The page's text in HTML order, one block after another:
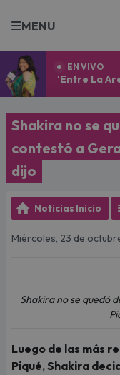
MENU
EN VIVO
Shakira no se
contestó a
dijo
Noticias Inicio
Miércoles, 23 de
Shakira no se quedó
Luego de las más
Piqué, Shakira